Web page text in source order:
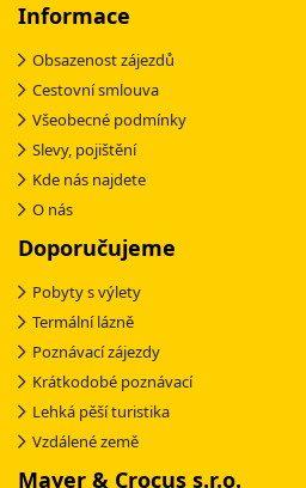
Informace
Obsazenost zájezdů
Cestovní smlouva
Všeobecné podmínky
Slevy, pojištění
Kde nás najdete
O nás
Doporučujeme
Pobyty s výlety
Termální lázně
Poznávací zájezdy
Krátkodobé poznávací
Lehká pěší turistika
Vzdálené země
Mayer & Crocus s.r.o.